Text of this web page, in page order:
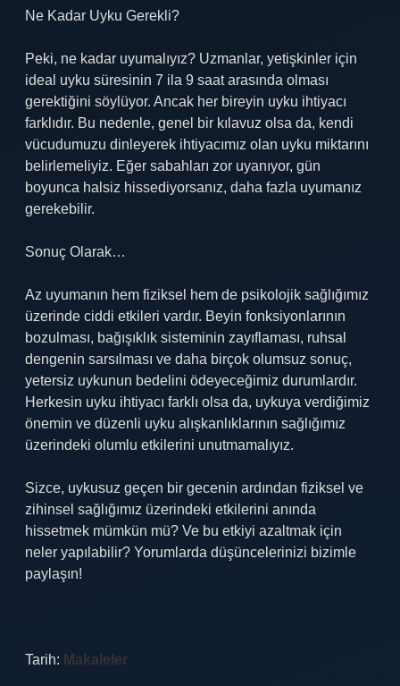
Ne Kadar Uyku Gerekli?
Peki, ne kadar uyumalıyız? Uzmanlar, yetişkinler için
ideal uyku süresinin 7 ila 9 saat arasında olması
gerektiğini söylüyor. Ancak her bireyin uyku ihtiyacı
farklıdır. Bu nedenle, genel bir kılavuz olsa da, kendi
vücudumuzu dinleyerek ihtiyacımız olan uyku miktarını
belirlemeliyiz. Eğer sabahları zor uyanıyor, gün
boyunca halsiz hissediyorsanız, daha fazla uyumanız
gerekebilir.
Sonuç Olarak…
Az uyumanın hem fiziksel hem de psikolojik sağlığımız
üzerinde ciddi etkileri vardır. Beyin fonksiyonlarının
bozulması, bağışıklık sisteminin zayıflaması, ruhsal
dengenin sarsılması ve daha birçok olumsuz sonuç,
yetersiz uykunun bedelini ödeyeceğimiz durumlardır.
Herkesin uyku ihtiyacı farklı olsa da, uykuya verdiğimiz
önemin ve düzenli uyku alışkanlıklarının sağlığımız
üzerindeki olumlu etkilerini unutmamalıyız.
Sizce, uykusuz geçen bir gecenin ardından fiziksel ve
zihinsel sağlığımız üzerindeki etkilerini anında
hissetmek mümkün mü? Ve bu etkiyi azaltmak için
neler yapılabilir? Yorumlarda düşüncelerinizi bizimle
paylaşın!
Tarih: Makaleler